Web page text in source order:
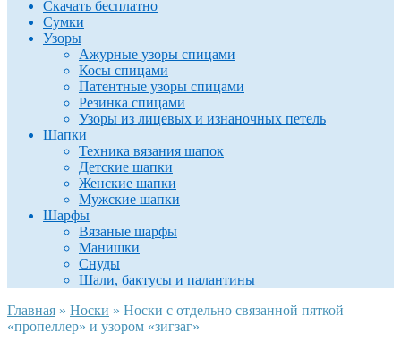
Скачать бесплатно
Сумки
Узоры
Ажурные узоры спицами
Косы спицами
Патентные узоры спицами
Резинка спицами
Узоры из лицевых и изнаночных петель
Шапки
Техника вязания шапок
Детские шапки
Женские шапки
Мужские шапки
Шарфы
Вязаные шарфы
Манишки
Снуды
Шали, бактусы и палантины
Главная » Носки » Носки с отдельно связанной пяткой
«пропеллер» и узором «зигзаг»